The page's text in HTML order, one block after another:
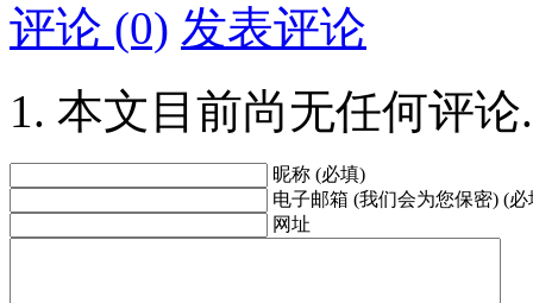
评论 (0) 发表评论
本文目前尚无任何评论.
昵称 (必填)
电子邮箱 (我们会为您保密) (必
网址